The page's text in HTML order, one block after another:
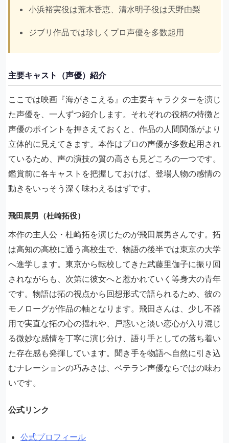
小浜裕実役は荒木香恵、清水明子役は天野由梨
ジブリ作品では珍しくプロ声優を多数起用
主要キャスト（声優）紹介
ここでは映画『海がきこえる』の主要キャラクターを演じ
た声優を、一人ずつ紹介します。それぞれの役柄の特徴と
声優のポイントを押さえておくと、作品の人間関係がより
立体的に見えてきます。本作はプロの声優が多数起用され
ているため、声の演技の質の高さも見どころの一つです。
鑑賞前に各キャストを把握しておけば、登場人物の感情の
動きをいっそう深く味わえるはずです。
飛田展男（杜崎拓役）
本作の主人公・杜崎拓を演じたのが飛田展男さんです。拓
は高知の高校に通う高校生で、物語の後半では東京の大学
へ進学します。東京から転校してきた武藤里伽子に振り回
されながらも、次第に彼女へと惹かれていく等身大の青年
です。物語は拓の視点から回想形式で語られるため、彼の
モノローグが作品の軸となります。飛田さんは、少し不器
用で実直な拓の心の揺れや、戸惑いと淡い恋心が入り混じ
る微妙な感情を丁寧に演じ分け、語り手としての落ち着い
た存在感も発揮しています。聞き手を物語へ自然に引き込
むナレーションの巧みさは、ベテラン声優ならではの味わ
いです。
公式リンク
公式プロフィール